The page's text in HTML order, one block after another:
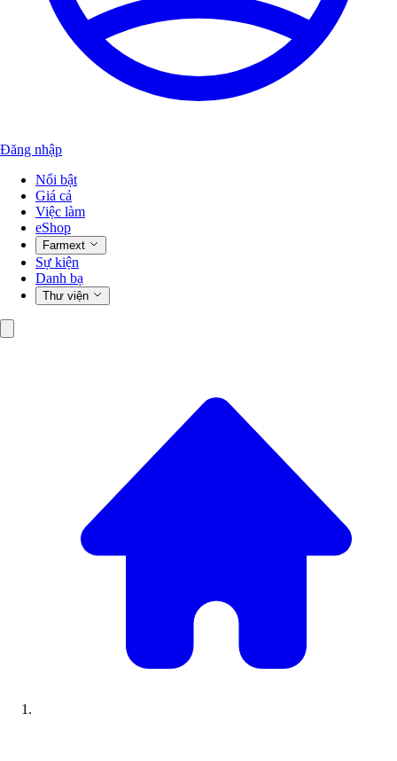
Đăng nhập
Nổi bật
Giá cả
Việc làm
eShop
Farmext
Sự kiện
Danh bạ
Thư viện